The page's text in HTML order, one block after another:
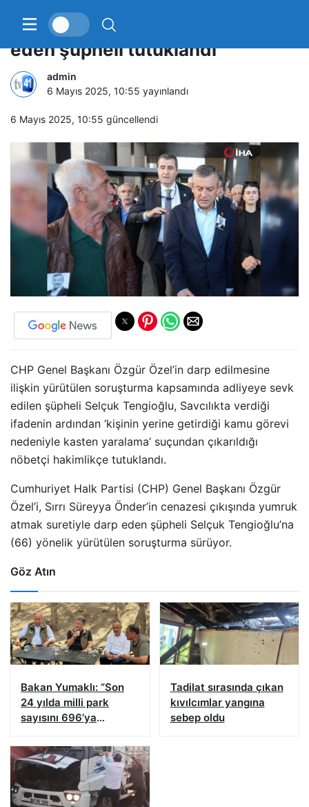
CHP Genel Başkanı Özel’i darp
eden şüpheli tutuklandı
admin
6 Mayıs 2025, 10:55 yayınlandı
6 Mayıs 2025, 10:55 güncellendi
CHP Genel Başkanı Özgür Özel’in darp edilmesine
ilişkin yürütülen soruşturma kapsamında adliyeye sevk
edilen şüpheli Selçuk Tengioğlu, Savcılıkta verdiği
ifadenin ardından ‘kişinin yerine getirdiği kamu görevi
nedeniyle kasten yaralama’ suçundan çıkarıldığı
nöbetçi hakimlikçe tutuklandı.
Cumhuriyet Halk Partisi (CHP) Genel Başkanı Özgür
Özel’i, Sırrı Süreyya Önder’in cenazesi çıkışında yumruk
atmak suretiyle darp eden şüpheli Selçuk Tengioğlu’na
(66) yönelik yürütülen soruşturma sürüyor.
Göz Atın
Bakan Yumaklı: “Son
24 yılda milli park
sayısını 696’ya
Tadilat sırasında çıkan
kıvılcımlar yangına
sebep oldu